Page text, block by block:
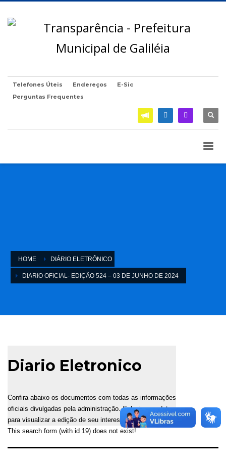
Telefones Úteis Endereços
E-Sic
Perguntas Frequentes
HOME DIÁRIO ELETRÔNICO
DIARIO OFICIAL- EDIÇÃO 524 – 03 DE JUNHO DE 2024
Diario Eletronico
Confira abaixo os documentos com todas as informações
oficiais divulgadas pela administração. Selecione a data
para visualizar a edição de seu interesse.
This search form (with id 19) does not exist!